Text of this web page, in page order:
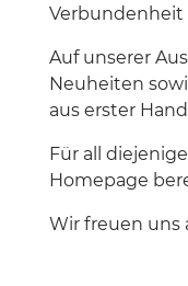
Verbundenheit
Auf unserer
Neuheiten
aus erster
Für all
Homepage
Wir freuen uns